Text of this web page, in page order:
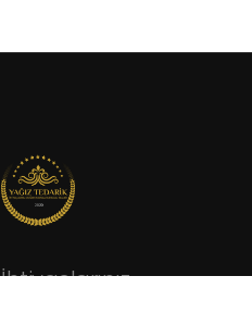
İhtiyaçlarınız